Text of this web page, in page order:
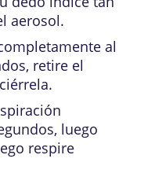
aerosol.
al
retire el
luego
respire